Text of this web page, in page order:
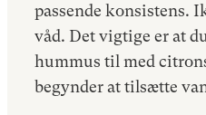
passende konsistens.
våd. Det vigtige er at
hummus til med
begynder at tilsætte